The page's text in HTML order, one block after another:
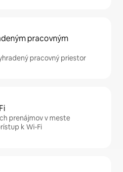
pracovným
pracovný priestor
prenájmov v meste
k Wi-Fi